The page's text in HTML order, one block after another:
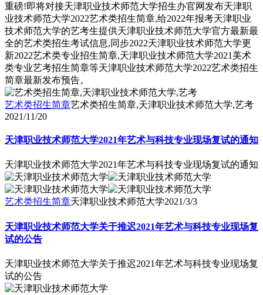
重磅!即将对接天津职业技术师范大学招生办官网发布天津职
业技术师范大学2022艺术类招生简章,给2022年报考天津职业
技术师范大学的艺考生提供天津职业技术师范大学官方最新最
全的艺术类招生考试信息,同步2022天津职业技术师范大学更
新2022艺术类专业招生简章,天津职业技术师范大学2021美术
类专业艺考招生简章等天津职业技术师范大学2022艺术类招生
简章最新发布预告。
艺术类招生简章艺术类招生简章,天津职业技术师范大学,艺考
2021/11/20
天津职业技术师范大学2021年艺术与科技专业现场复试的通知
天津职业技术师范大学2021年艺术与科技专业现场复试的通知
艺术类招生简章天津职业技术师范大学2021/3/3
天津职业技术师范大学关于推迟2021年艺术与科技专业现场复
试的公告
天津职业技术师范大学关于推迟2021年艺术与科技专业现场复
试的公告